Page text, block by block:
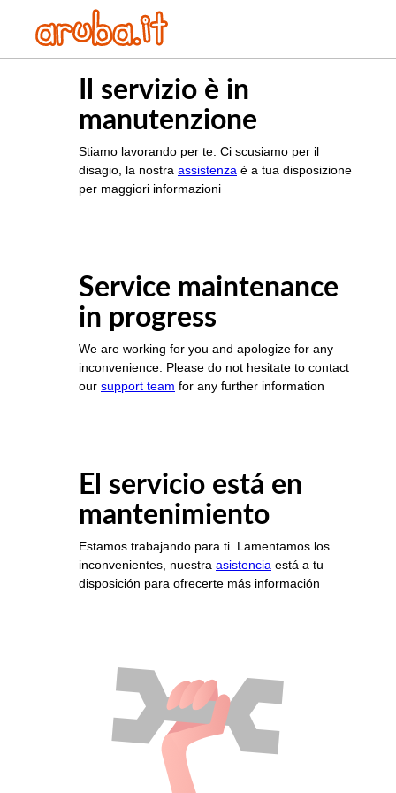
Il servizio è in
manutenzione
Stiamo lavorando per te. Ci scusiamo per il
disagio, la nostra assistenza è a tua disposizione
per maggiori informazioni
Service maintenance
in progress
We are working for you and apologize for any
inconvenience. Please do not hesitate to contact
our support team for any further information
El servicio está en
mantenimiento
Estamos trabajando para ti. Lamentamos los
inconvenientes, nuestra asistencia está a tu
disposición para ofrecerte más información